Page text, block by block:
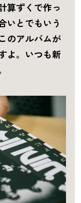
算ずくで作っ
いとでもいう
のアルバムが
よ。いつも新